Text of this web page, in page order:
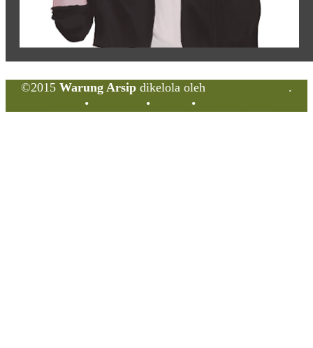
©2015 Warung Arsip dikelola oleh
.
• • •